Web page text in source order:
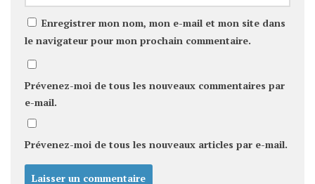
Enregistrer mon nom, mon e-mail et mon site dans
le navigateur pour mon prochain commentaire.
Prévenez-moi de tous les nouveaux commentaires par
e-mail.
Prévenez-moi de tous les nouveaux articles par e-mail.